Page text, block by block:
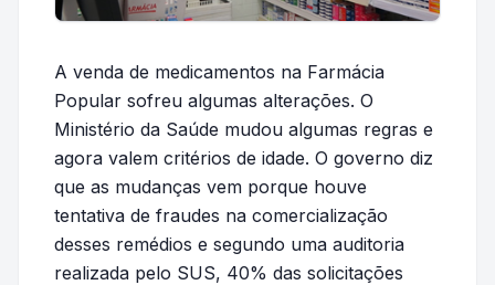
A venda de medicamentos na Farmácia
Popular sofreu algumas alterações. O
Ministério da Saúde mudou algumas regras e
agora valem critérios de idade. O governo diz
que as mudanças vem porque houve
tentativa de fraudes na comercialização
desses remédios e segundo uma auditoria
realizada pelo SUS, 40% das solicitações